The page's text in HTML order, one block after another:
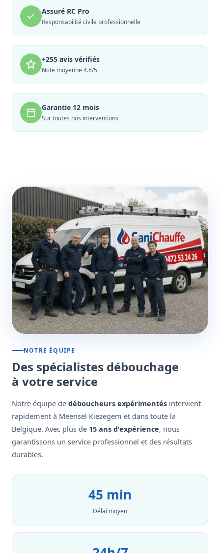
Assuré RC Pro
Responsabilité civile professionnelle
+255 avis vérifiés
Note moyenne 4.8/5
Garantie 12 mois
Sur toutes nos interventions
NOTRE ÉQUIPE
Des spécialistes débouchage
à votre service
Notre équipe de déboucheurs expérimentés intervient
rapidement à Meensel Kiezegem et dans toute la
Belgique. Avec plus de 15 ans d'expérience, nous
garantissons un service professionnel et des résultats
durables.
45 min
Délai moyen